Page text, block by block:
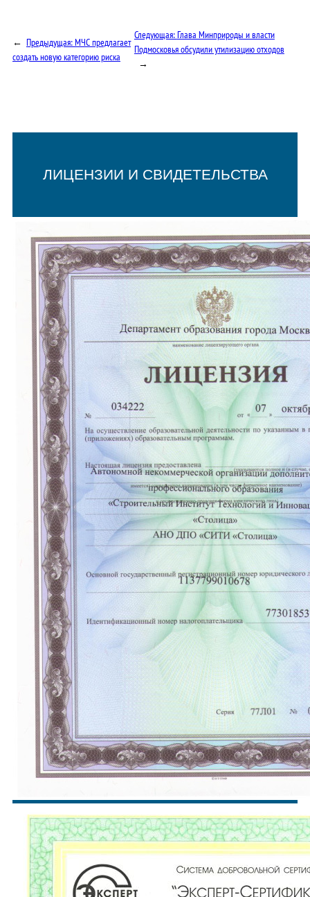
← Предыдущая:МЧС предлагает
создать новую категорию риска
Следующая:Глава Минприроды и власти
Подмосковья обсудили утилизацию отходов
→
ЛИЦЕНЗИИ И СВИДЕТЕЛЬСТВА